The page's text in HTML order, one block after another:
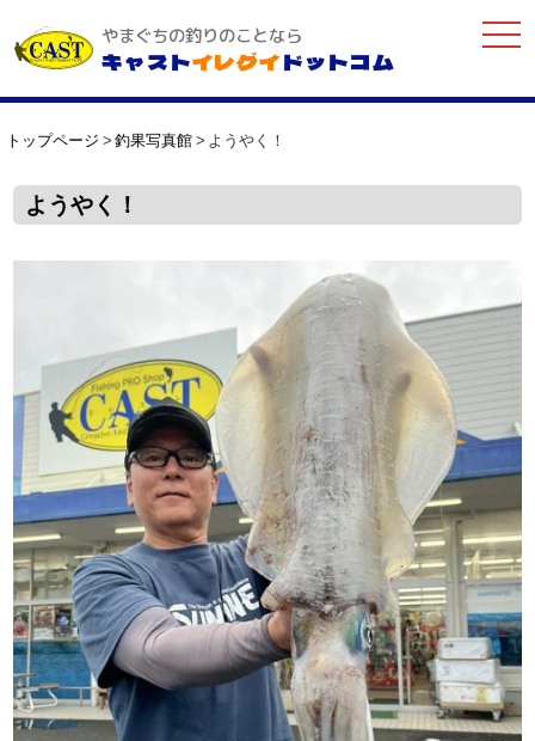
やまぐちの釣りのことなら
キャストイレグイドットコム
トップページ 釣果写真館 ようやく！
ようやく！